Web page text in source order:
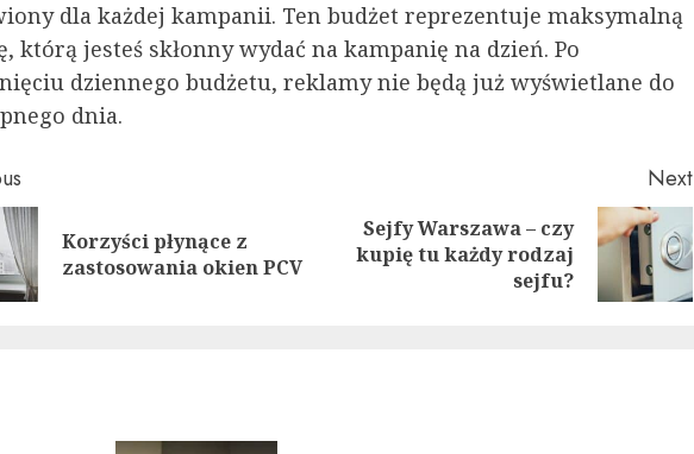
dla każdej kampanii. Ten budżet reprezentuje maksymalną
którą jesteś skłonny wydać na kampanię na dzień. Po
dziennego budżetu, reklamy nie będą już wyświetlane do
dnia.
Previous
Korzyści płynące z
zastosowania okien PCV
Next
Next
Sejfy Warszawa – czy
kupię tu każdy rodzaj
sejfu?